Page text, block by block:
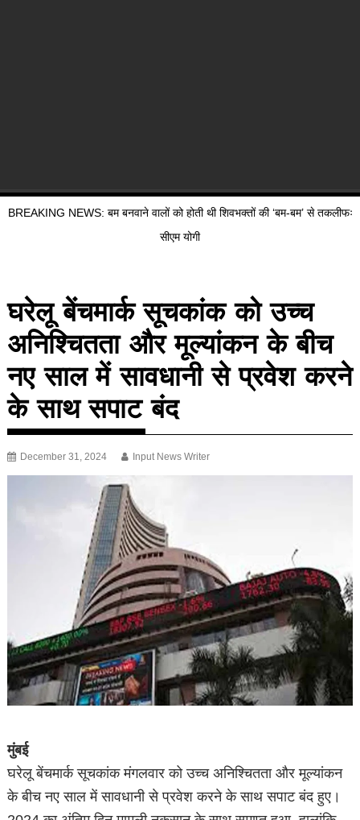
BREAKING NEWS: बम बनवाने वालों को होती थी शिवभक्तों की ‘बम-बम’ से तकलीफः
सीएम योगी
घरेलू बेंचमार्क सूचकांक को उच्च
अनिश्चितता और मूल्यांकन के बीच
नए साल में सावधानी से प्रवेश करने
के साथ सपाट बंद
December 31, 2024 Input News Writer
मुंबई
घरेलू बेंचमार्क सूचकांक मंगलवार को उच्च अनिश्चितता और मूल्यांकन
के बीच नए साल में सावधानी से प्रवेश करने के साथ सपाट बंद हुए।